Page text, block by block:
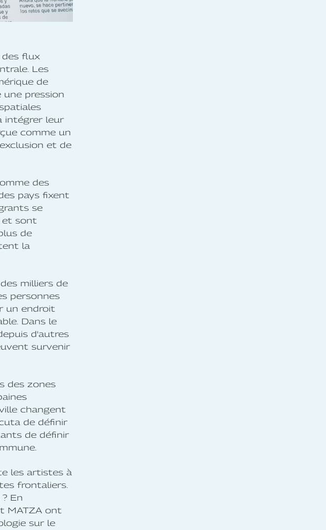
des flux
Les
de
une pression
intégrer leur
comme un
et de
des
pays fixent
se
et sont
de
la
milliers de
personnes
un endroit
Dans le
d'autres
survenir
des zones
changent
de définir
de définir
les artistes à
frontaliers.
En
MATZA ont
sur le